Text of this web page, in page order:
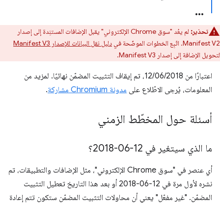
تحذير:
لم يعُد "سوق Chrome الإلكتروني" يقبل الإضافات المستنِدة إلى إصدار
Manifest V2. اتّبِع الخطوات الموضّحة في
دليل نقل البيانات للإصدار Manifest V3
لتحويل الإضافة إلى إصدار Manifest V3.
اعتبارًا من 12/06/2018، تم إيقاف التثبيت المضمّن نهائيًا. لمزيد من
المعلومات، يُرجى الاطّلاع على مدونة Chromium مشاركة .
أسئلة حول المخطّط الزمني
ما الذي سيتغير في 12-06-2018؟
أي عنصر في "سوق Chrome الإلكتروني"، مثل الإضافات والتطبيقات، تم
نشره لأول مرة في 12-06-2018 أو بعد هذا التاريخ تعطيل التثبيت
المضمّن. "غير مفعّل" يعني أن محاولات التثبيت المضمّن ستكون تتم إعادة